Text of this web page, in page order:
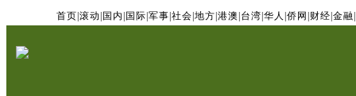
首页 滚动 国内 国际 军事 社会 地方 港澳 台湾 华人 侨网 财经 金融